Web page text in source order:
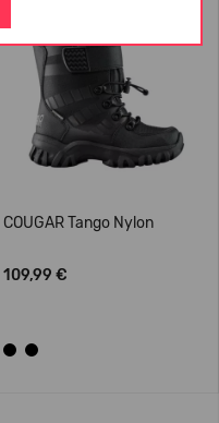
COUGAR Tango Nylon
109,99 €